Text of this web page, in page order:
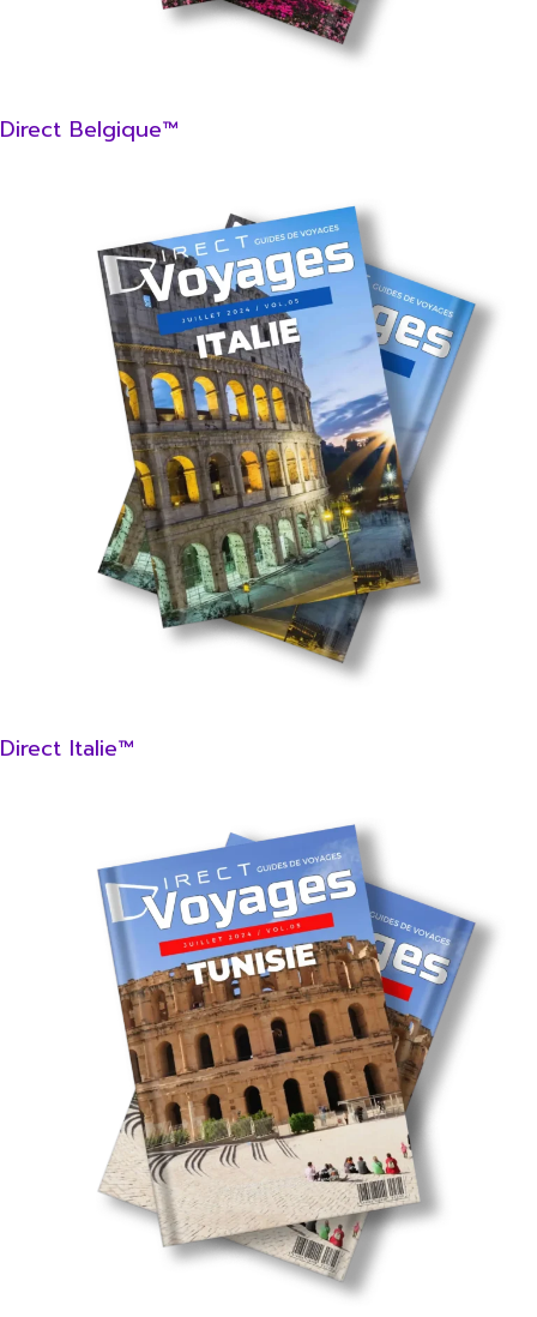
Direct Belgique™
Direct Italie™